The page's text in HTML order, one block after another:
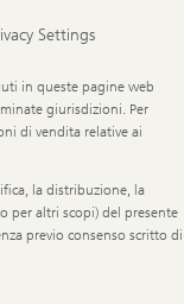
Settings
in queste pagine web
giurisdizioni. Per
di vendita relative ai
la distribuzione, la
per altri scopi) del presente
previo consenso scritto di